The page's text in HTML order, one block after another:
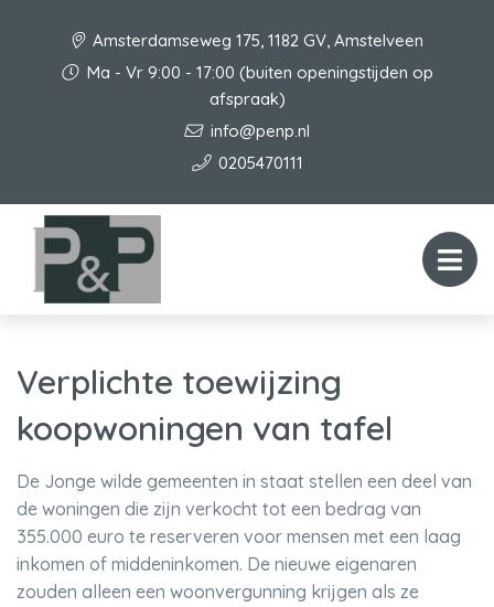
Amsterdamseweg 175, 1182 GV, Amstelveen
Ma - Vr 9:00 - 17:00 (buiten openingstijden op
afspraak)
info@penp.nl
0205470111
Verplichte toewijzing
koopwoningen van tafel
De Jonge wilde gemeenten in staat stellen een deel van
de woningen die zijn verkocht tot een bedrag van
355.000 euro te reserveren voor mensen met een laag
inkomen of middeninkomen. De nieuwe eigenaren
zouden alleen een woonvergunning krijgen als ze